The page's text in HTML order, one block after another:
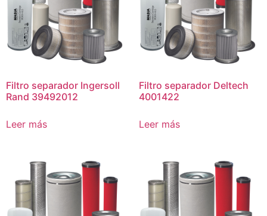
Filtro separador Ingersoll
Rand 39492012
Leer más
Filtro separador Deltech
4001422
Leer más